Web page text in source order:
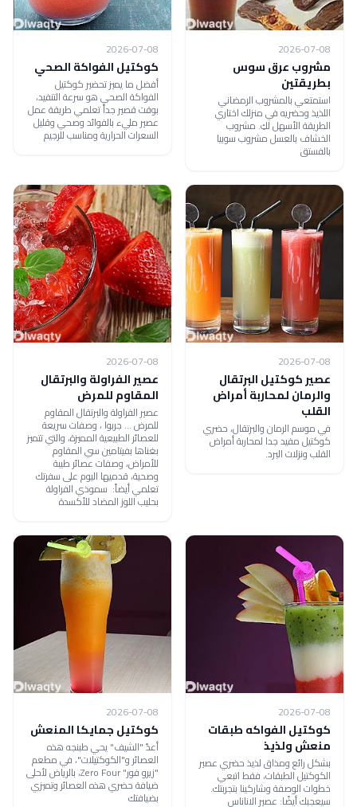
2026-07-08
مشروب عرق سوس
بطريقتين
استمتعي بالمشروب الرمضاني
اللذيذ وحضريه في منزلك اختاري
الطريقة الأسهل لكِ. مشروب
الخشاف بالعسل مشروب سوبيا
بالفستق
2026-07-08
كوكتيل الفواكة الصحي
أفضل ما يميز تحضير كوكتيل
الفواكة الصحي هو سرعة التنفيد،
بوقت قصير جداً تعلمي طريقة عمل
عصير مليء بالفوائد وصحي وقليل
السعرات الحرارية ومناسب للرجيم
2026-07-08
عصير كوكتيل البرتقال
والرمان لمحاربة أمراض
القلب
في موسم الرمان والبرتقال، حضري
كوكتيل مفيد جدا لمحاربة أمراض
القلب ونزلات البرد.
2026-07-08
عصير الفراولة والبرتقال
المقاوم للمرض
عصير الفراولة والبرتقال المقاوم
للمرض ... جربوا ، وصفات سريعة
للعصائر الطبيعية المميزة، والتي تتميز
بغناها بفيتامين سي المقاوم
للأمراض، وصفات عصائر طيبة
وصحية، قدميها اليوم على سفرتك
تعلمي أيضاً: سموذي الفراولة
بحليب اللوز المضاد للأكسدة
2026-07-08
كوكتيل الفواكه طبقات
منعش ولذيذ
بشكل رائع ومذاق لذيذ حضري عصير
الكوكتيل الطبقات، فقط اتبعي
خطوات الوصفة وشاركينا بتجربتك.
سيعجبك أيضًا: عصير الاناناس
2026-07-08
كوكتيل جمايكا المنعش
أعدّ "الشيف" يحي طبنجه هذه
العصائر و"الكوكتيلات"، في مطعم
"زيرو فور" Zero Four، بالرياض لأحلى
ضيافة حضري هذه العصائر وتميزي
بضيافتك